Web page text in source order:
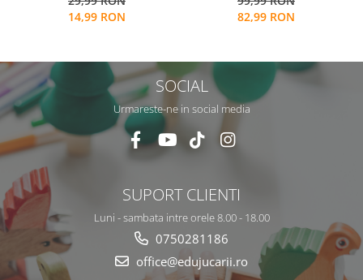
transformabil,
14,99 RON
activitati multiple, stickere
repozitionabile, Limba
82,99 RON
SOCIAL
Urmareste-ne in social media
SUPORT CLIENTI
Luni - sambata intre orele 8.00 - 18.00
0750281186
office@edujucarii.ro